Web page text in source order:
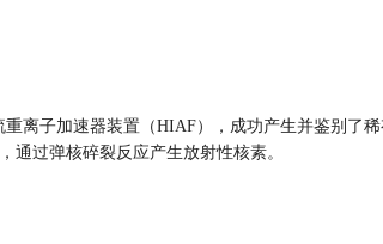
离子加速器装置（HIAF），成功产生并鉴别了
通过弹核碎裂反应产生放射性核素。